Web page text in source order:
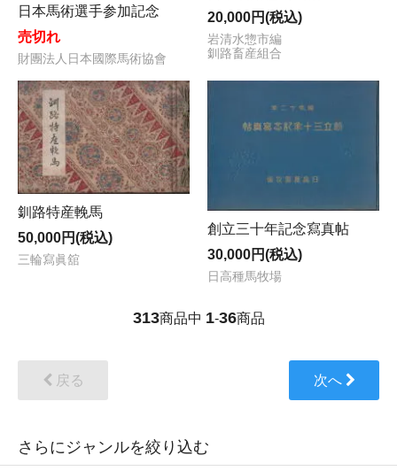
日本馬術選手参加記念
売切れ
財團法人日本國際馬術協會
20,000円(税込)
岩清水惣市編
釧路畜産組合
釧路特産輓馬
50,000円(税込)
三輪寫眞舘
創立三十年記念寫真帖
30,000円(税込)
日高種馬牧場
313商品中 1-36商品
戻る 次へ
さらにジャンルを絞り込む